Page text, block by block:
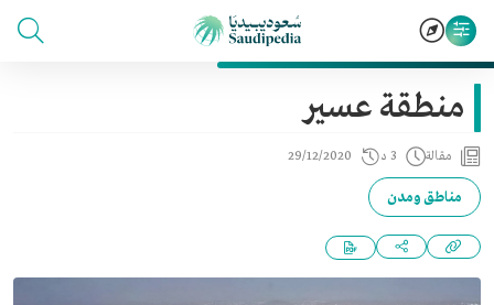
منطقة عسير
مقالة 3 د 29/12/2020
مناطق ومدن